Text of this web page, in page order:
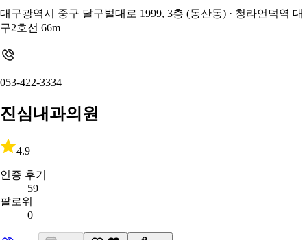
대구광역시 중구 달구벌대로 1999, 3층 (동산동) · 청라언덕역 대
구2호선 66m
053-422-3334
진심내과의원
4.9
인증 후기
59
팔로워
0